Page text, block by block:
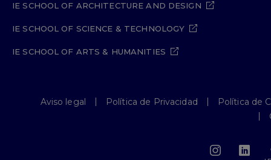
IE SCHOOL OF ARCHITECTURE AND DESIGN
IE SCHOOL OF SCIENCE & TECHNOLOGY
IE SCHOOL OF ARTS & HUMANITIES
Aviso legal Política de Privacidad
Política de